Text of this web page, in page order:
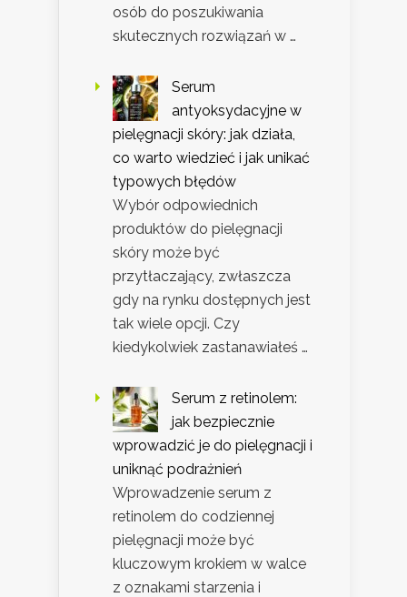
osób do poszukiwania
skutecznych rozwiązań w …
Serum
antyoksydacyjne w
pielęgnacji skóry: jak działa,
co warto wiedzieć i jak unikać
typowych błędów
Wybór odpowiednich
produktów do pielęgnacji
skóry może być
przytłaczający, zwłaszcza
gdy na rynku dostępnych jest
tak wiele opcji. Czy
kiedykolwiek zastanawiałeś …
Serum z retinolem:
jak bezpiecznie
wprowadzić je do pielęgnacji i
uniknąć podrażnień
Wprowadzenie serum z
retinolem do codziennej
pielęgnacji może być
kluczowym krokiem w walce
z oznakami starzenia i